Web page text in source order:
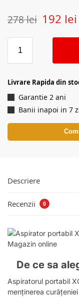
278lei 192 lei
Livrare Rapida din
Garantie 2 ani
Banii inapoi in 7
Descriere
Recenzii 0
De ce sa
Aspiratorul portabil
menținerea